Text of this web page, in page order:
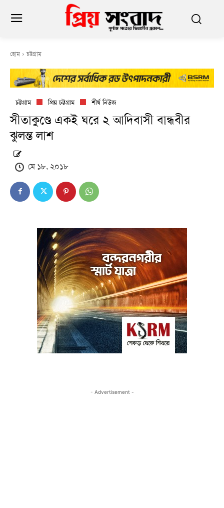
হোম চট্টগ্রাম
চট্টগ্রাম প্রিয় চট্টগ্রাম শীর্ষ নিউজ
সীতাকুণ্ডে একই ঘরে ২ আদিবাসী বান্ধবীর
ঝুলন্ত লাশ
মে ১৮, ২০১৮
- Advertisement -